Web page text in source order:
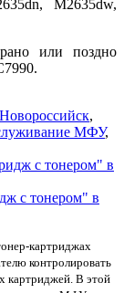
M2635dw,
или поздно
Новороссийск,
МФУ,
с тонером" в
картриджах
контролировать
картриджей. В этой